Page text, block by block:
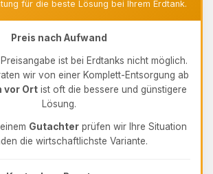
für die beste Lösung bei Ihrem Erdtank.
Preis nach Aufwand
ist bei Erdtanks nicht möglich.
wir von einer Komplett-Entsorgung ab
vor Ort ist oft die bessere und günstigere
Lösung.
Gutachter prüfen wir Ihre Situation
die wirtschaftlichste Variante.